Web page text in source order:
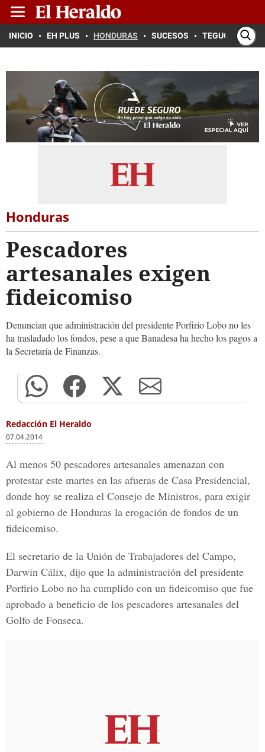
INICIO EH PLUS HONDURAS SUCESOS TEGUCIGALPA
Honduras
Pescadores
artesanales exigen
fideicomiso
Denuncian que administración del presidente Porfirio Lobo no les
ha trasladado los fondos, pese a que Banadesa ha hecho los pagos a
la Secretaría de Finanzas.
Redacción El Heraldo
07.04.2014
Al menos 50 pescadores artesanales amenazan con
protestar este martes en las afueras de Casa Presidencial,
donde hoy se realiza el Consejo de Ministros, para exigir
al gobierno de Honduras la erogación de fondos de un
fideicomiso.
El secretario de la Unión de Trabajadores del Campo,
Darwin Cálix, dijo que la administración del presidente
Porfirio Lobo no ha cumplido con un fideicomiso que fue
aprobado a beneficio de los pescadores artesanales del
Golfo de Fonseca.